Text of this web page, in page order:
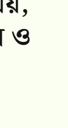
ও